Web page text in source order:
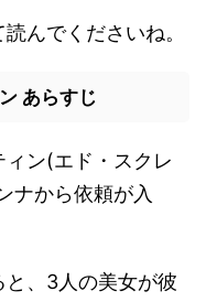
んでくださいね。
あらすじ
ン(エド・スクレ
ナから依頼が入
、3人の美女が彼